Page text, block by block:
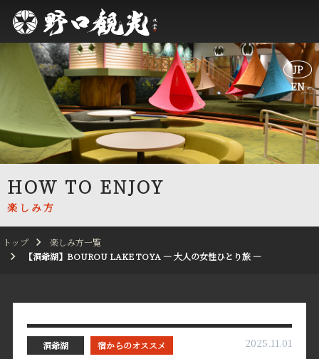
JP
EN
JP
EN
HOW TO ENJOY
楽しみ方
トップ
楽しみ方一覧
【洞爺湖】BOUROU LAKE TOYA — 大人の女性ひとり旅 —
洞爺湖 宿からのオススメ 2025.11.01